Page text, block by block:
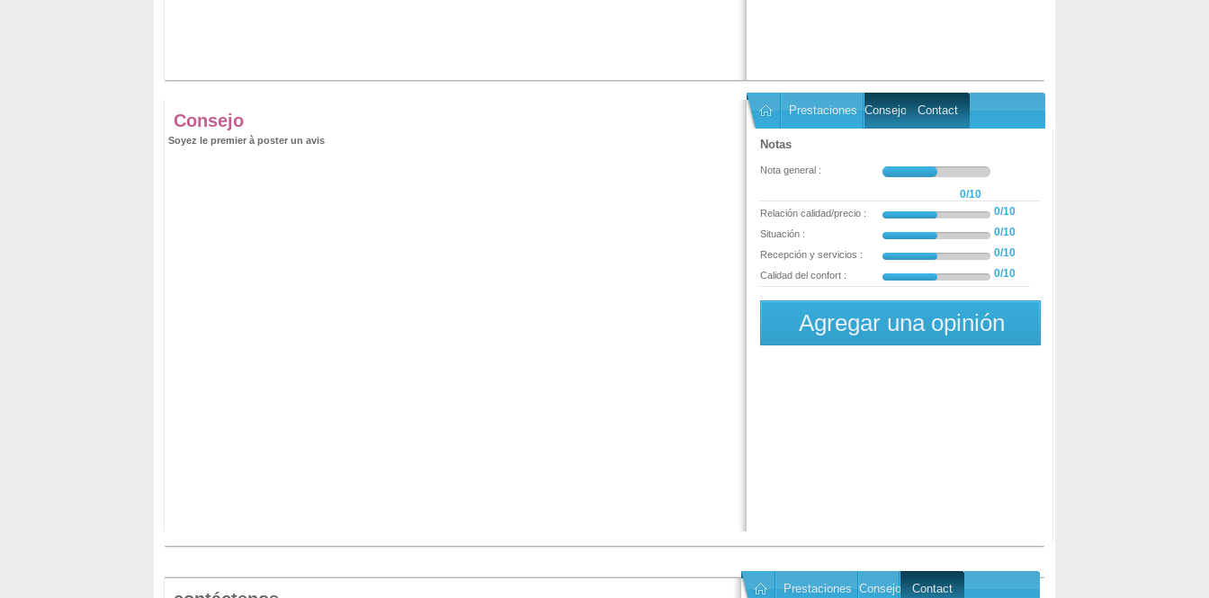
Consejo
Soyez le premier à poster un avis
Prestaciones Consejo Contact
Notas
Nota general :
0/10
Relación calidad/precio : 0/10
Situación : 0/10
Recepción y servicios : 0/10
Calidad del confort : 0/10
Agregar una opinión
Prestaciones Consejo Contact